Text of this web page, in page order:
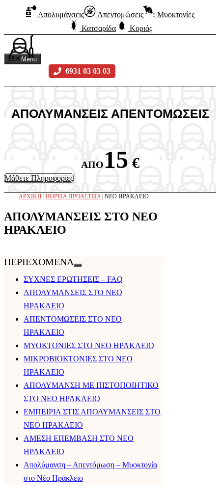
Μετάβαση
Απολυμάνσεις Απεντομώσεις
Μυοκτονίες
Κατσαρίδα
Κοριός
Menu
6931 03 03 03
ΑΠΟΛΥΜΑΝΣΕΙΣ ΑΠΕΝΤΟΜΩΣΕΙΣ
ΑΠΟ 15 €
Μάθετε Πληροφορίες
ΑΡΧΙΚΗ ΒΟΡΕΙΑ ΠΡΟΑΣΤΕΙΑ| ΝΕΟ ΗΡΑΚΛΕΙΟ
ΑΠΟΛΥΜΑΝΣΕΙΣ ΣΤΟ ΝΕΟ
ΗΡΑΚΛΕΙΟ
ΠΕΡΙΕΧΟΜΕΝΑ
ΣΥΧΝΕΣ ΕΡΩΤΗΣΕΙΣ – FAQ
ΑΠΟΛΥΜΑΝΣΕΙΣ ΣΤΟ ΝΕΟ
ΗΡΑΚΛΕΙΟ
ΑΠΕΝΤΟΜΩΣΕΙΣ ΣΤΟ ΝΕΟ
ΗΡΑΚΛΕΙΟ
ΜΥΟΚΤΟΝΙΕΣ ΣΤΟ ΝΕΟ ΗΡΑΚΛΕΙΟ
ΜΙΚΡΟΒΙΟΚΤΟΝΙΕΣ ΣΤΟ ΝΕΟ
ΗΡΑΚΛΕΙΟ
ΑΠΟΛΥΜΑΝΣΗ ΜΕ ΠΙΣΤΟΠΟΙΗΤΙΚΟ
ΣΤΟ ΝΕΟ ΗΡΑΚΛΕΙΟ
ΕΜΠΕΙΡΙΑ ΣΤΙΣ ΑΠΟΛΥΜΑΝΣΕΙΣ ΣΤΟ
ΝΕΟ ΗΡΑΚΛΕΙΟ
ΑΜΕΣΗ ΕΠΕΜΒΑΣΗ ΣΤΟ ΝΕΟ
ΗΡΑΚΛΕΙΟ
Απολύμανση – Απεντόμωση – Μυοκτονία
στο Νέο Ηράκλειο